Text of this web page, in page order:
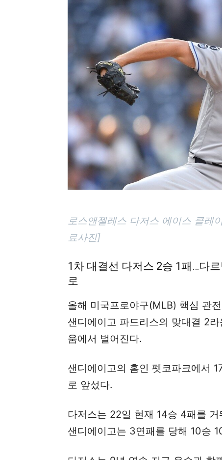
로스앤젤레스 다저스 에이스 클레
료사진]
1차 대결선 다저스 2승 1패…다
로
올해 미국프로야구(MLB) 핵심 관
샌디에이고 파드리스의 맞대결 2
움에서 벌어진다.
샌디에이고의 홈인 펫코파크에서
로 앞섰다.
다저스는 22일 현재 14승 4패를
샌디에이고는 3연패를 당해 10승